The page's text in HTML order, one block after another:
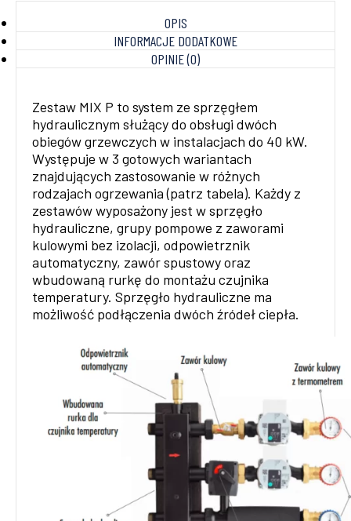
OPIS
INFORMACJE DODATKOWE
OPINIE (0)
Zestaw MIX P to system ze sprzęgłem
hydraulicznym służący do obsługi dwóch
obiegów grzewczych w instalacjach do 40 kW.
Występuje w 3 gotowych wariantach
znajdujących zastosowanie w różnych
rodzajach ogrzewania (patrz tabela). Każdy z
zestawów wyposażony jest w sprzęgło
hydrauliczne, grupy pompowe z zaworami
kulowymi bez izolacji, odpowietrznik
automatyczny, zawór spustowy oraz
wbudowaną rurkę do montażu czujnika
temperatury. Sprzęgło hydrauliczne ma
możliwość podłączenia dwóch źródeł ciepła.